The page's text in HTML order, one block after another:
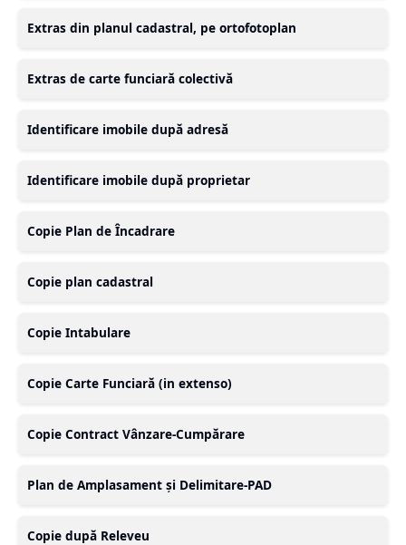
Extras din planul cadastral, pe ortofotoplan
Extras de carte funciară colectivă
Identificare imobile după adresă
Identificare imobile după proprietar
Copie Plan de Încadrare
Copie plan cadastral
Copie Intabulare
Copie Carte Funciară (in extenso)
Copie Contract Vânzare-Cumpărare
Plan de Amplasament și Delimitare-PAD
Copie după Releveu